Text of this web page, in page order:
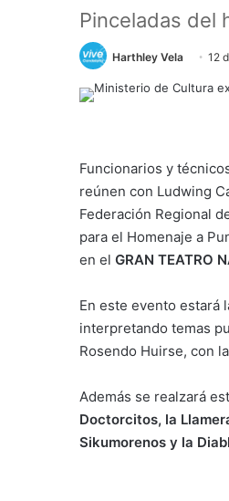
Pinceladas del
Harthley Vela 12
Funcionarios y
reúnen con Ludwing
Federación Regional
para el Homenaje a
en el GRAN TEATRO
En este evento estará
interpretando temas
Rosendo Huirse, con
Además se realzará
Doctorcitos, la
Sikumorenos y la